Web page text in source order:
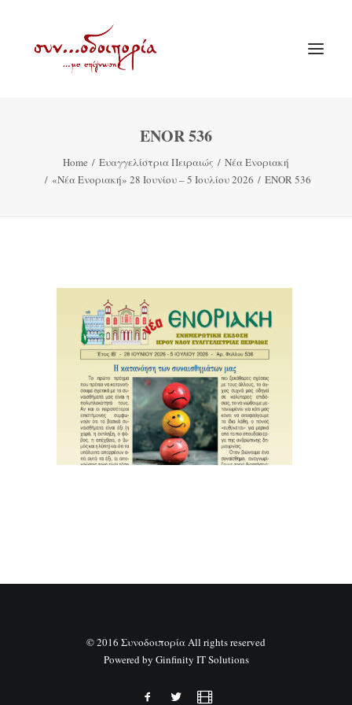
ΘΕΜΑΤΟΛΟΓΙΑ
ΠΑΛΑΙΑ ΣΥΝΟΔΟΙΠΟΡΙΑ
ΕΠΙΚΟΙΝΩΝΙΑ
SEARCH
ENOR 536
Home Ευαγγελίστρια Πειραιώς
Νέα Ενοριακή
«Νέα Ενοριακή» 28 Ιουνίου – 5 Ιουλίου 2026
ENOR 536
© 2016 Συνοδοιπορία All rights reserved
Powered by Ginfinity IT Solutions